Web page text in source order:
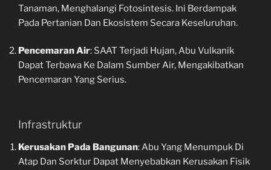
Tanaman, Menghalangi Fotosintesis. Ini Berdampak
Pada Pertanian Dan Ekosistem Secara Keseluruhan.
Pencemaran Air: SAAT Terjadi Hujan, Abu Vulkanik
Dapat Terbawa Ke Dalam Sumber Air, Mengakibatkan
Pencemaran Yang Serius.
Infrastruktur
Kerusakan Pada Bangunan: Abu Yang Menumpuk Di
Atap Dan Sorktur Dapat Menyebabkan Kerusakan Fisik